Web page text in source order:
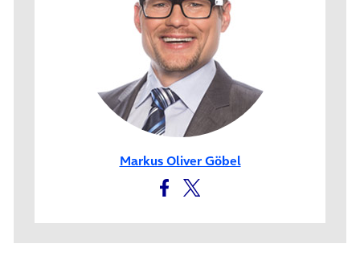
Markus Oliver Göbel